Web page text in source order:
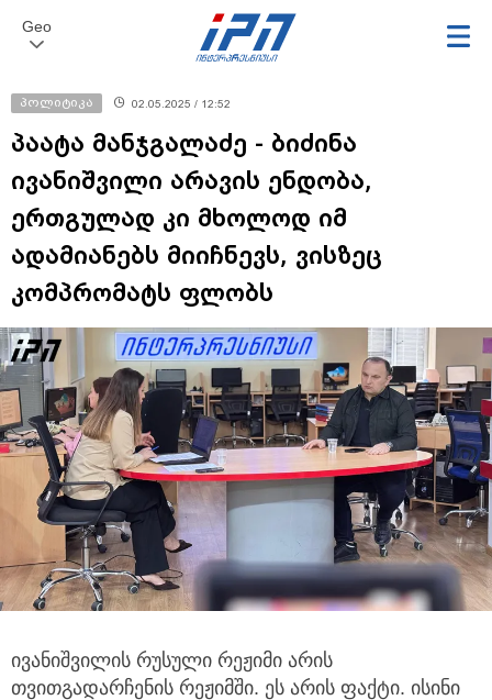
Geo
პოლიტიკა 02.05.2025 / 12:52
პაატა მანჯგალაძე - ბიძინა
ივანიშვილი არავის ენდობა,
ერთგულად კი მხოლოდ იმ
ადამიანებს მიიჩნევს, ვისზეც
კომპრომატს ფლობს
ივანიშვილის რუსული რეჟიმი არის
თვითგადარჩენის რეჟიმში. ეს არის ფაქტი. ისინი